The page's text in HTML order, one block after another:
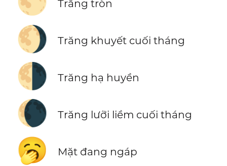
Trăng tròn
🌖 Trăng khuyết cuối tháng
🌗 Trăng hạ huyền
🌘 Trăng lưỡi liềm cuối tháng
🥱 Mặt đang ngáp